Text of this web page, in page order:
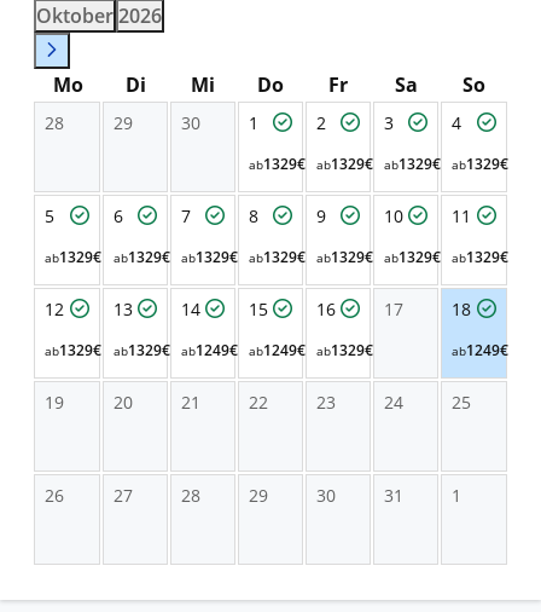
Oktober2026
Mo Di Mi Do Fr Sa So
28 29 30 1
ab1329€
2
ab1329€
3
ab1329€
4
ab1329€
5
ab1329€
6
ab1329€
7
ab1329€
8
ab1329€
9
ab1329€
10
ab1329€
11
ab1329€
12
ab1329€
13
ab1329€
14
ab1249€
15
ab1249€
16
ab1329€
17 18
ab1249€
19 20 21 22 23 24 25
26 27 28 29 30 31 1